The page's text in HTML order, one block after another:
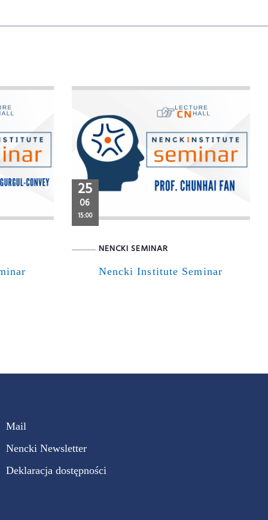
25
06
15:00
NENCKI SEMINAR
Nencki Institute Seminar
Mail
Nencki Newsletter
Deklaracja dostępności